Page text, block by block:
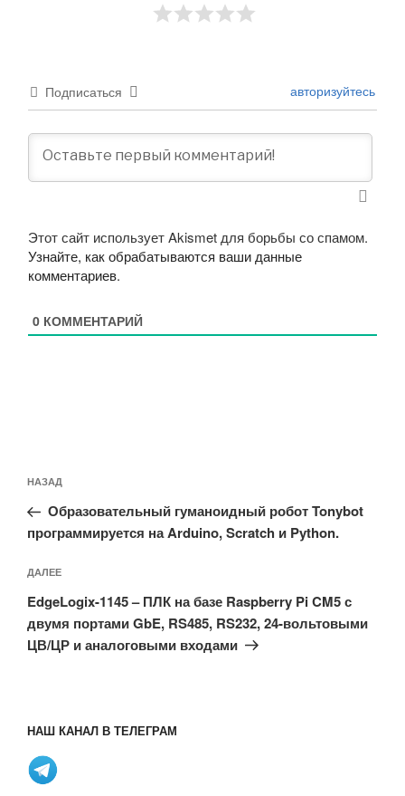
Подписаться авторизуйтесь
Этот сайт использует Akismet для борьбы со спамом.
Узнайте, как обрабатываются ваши данные
комментариев.
0 КОММЕНТАРИЙ
по
записям
Предыдущая
запись:
НАЗАД
Образовательный гуманоидный робот Tonybot
программируется на Arduino, Scratch и Python.
Следующая
запись
ДАЛЕЕ
EdgeLogix-1145 – ПЛК на базе Raspberry Pi CM5 с
двумя портами GbE, RS485, RS232, 24-вольтовыми
ЦВ/ЦР и аналоговыми входами
НАШ КАНАЛ В ТЕЛЕГРАМ